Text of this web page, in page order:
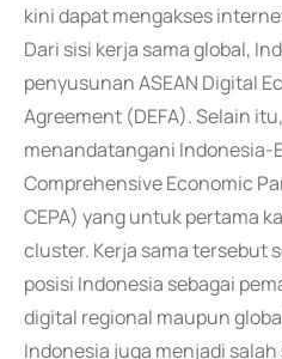
kini dapat mengakses
Dari sisi kerja sama global,
penyusunan ASEAN Digital
Agreement (DEFA). Selain
menandatangani Indonesia-
Comprehensive Economic
CEPA) yang untuk pertama
cluster. Kerja sama tersebut
posisi Indonesia sebagai
digital regional maupun
Indonesia juga menjadi